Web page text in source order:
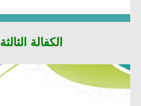
الكفالة الثالثة